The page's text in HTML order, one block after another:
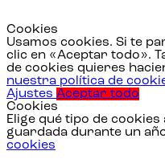
Cookies
Usamos cookies. Si te
clic en «Aceptar todo».
de cookies quieres
nuestra política de
Ajustes Aceptar todo
Cookies
Elige qué tipo de
guardada durante un
cookies